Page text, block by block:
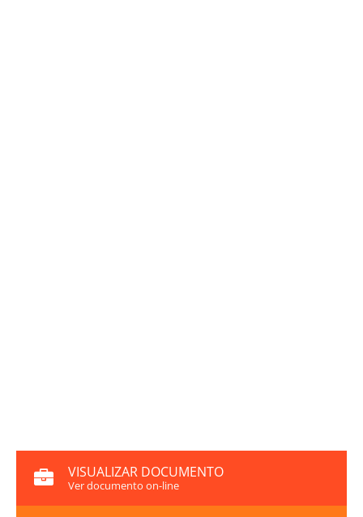
VISUALIZAR DOCUMENTO
Ver documento on-line